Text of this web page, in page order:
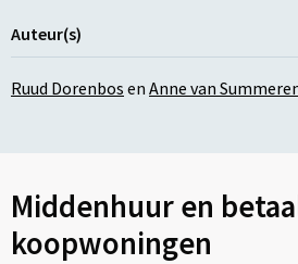
Auteur(s)
Ruud Dorenbos en Anne van
Middenhuur en
koopwoningen